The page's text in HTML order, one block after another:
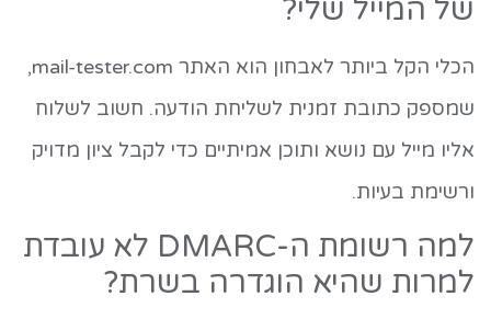
של המייל שלי?
הכלי הקל ביותר לאבחון הוא האתר mail-tester.com,
שמספק כתובת זמנית לשליחת הודעה. חשוב לשלוח
אליו מייל עם נושא ותוכן אמיתיים כדי לקבל ציון מדויק
ורשימת בעיות.
למה רשומת ה-DMARC לא עובדת
למרות שהיא הוגדרה בשרת?